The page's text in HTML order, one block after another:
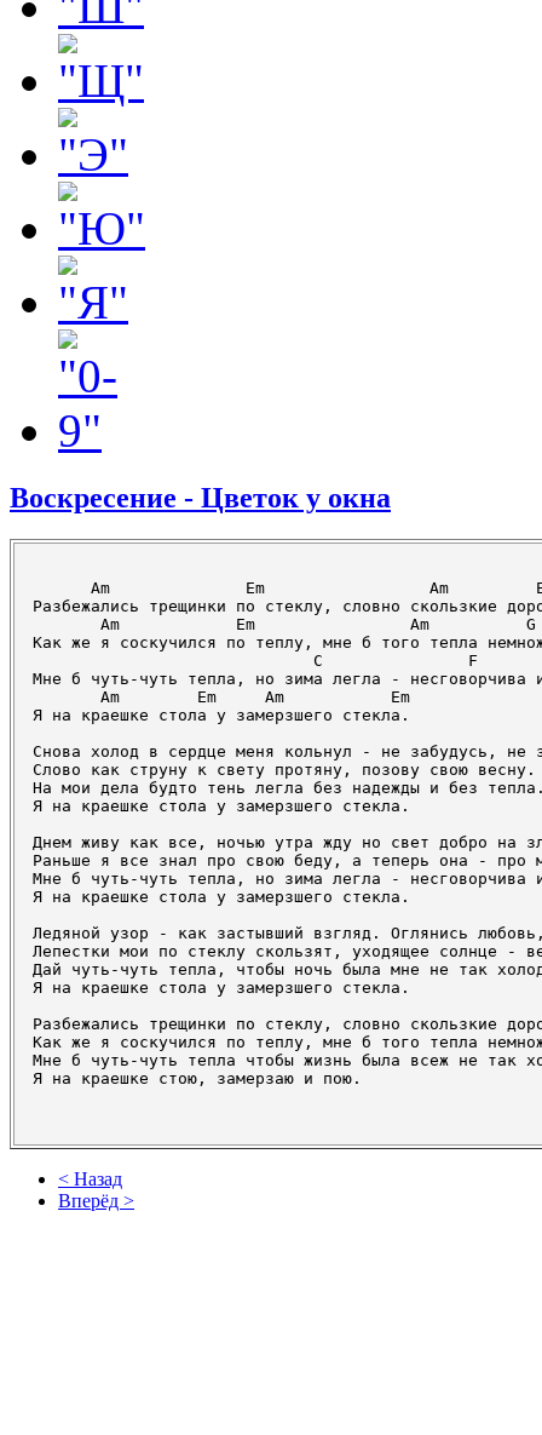
Воскресение - Цветок у окна
Am              Em                 Am
Разбежались трещинки по стеклу, словно скользкие
       Am            Em                Am          G
Как же я соскучился по теплу, мне б того тепла
C               F
Мне б чуть-чуть тепла, но зима легла - несговорчива
       Am        Em     Am           Em
Я на краешке стола у замерзшего стекла.
Снова холод в сердце меня кольнул - не забудусь, не
Слово как струну к свету протяну, позову свою весну.
На мои дела будто тень легла без надежды и без
Я на краешке стола у замерзшего стекла.
Днем живу как все, ночью утра жду но свет добро на
Раньше я все знал про свою беду, а теперь она - про
Мне б чуть-чуть тепла, но зима легла - несговорчива
Я на краешке стола у замерзшего стекла.
Ледяной узор - как застывший взгляд. Оглянись
Лепестки мои по стеклу скользят, уходящее солнце -
Дай чуть-чуть тепла, чтобы ночь была мне не так
Я на краешке стола у замерзшего стекла.
Разбежались трещинки по стеклу, словно скользкие
Как же я соскучился по теплу, мне б того тепла
Мне б чуть-чуть тепла чтобы жизнь была всеж не так
Я на краешке стою, замерзаю и пою.
< Назад
Вперёд >